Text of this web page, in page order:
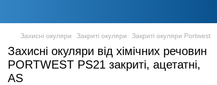
Захисні окуляри Закриті окуляри Закриті окуляри Portwest
Захисні окуляри від хімічних речовин
PORTWEST PS21 закриті, ацетатні,
AS